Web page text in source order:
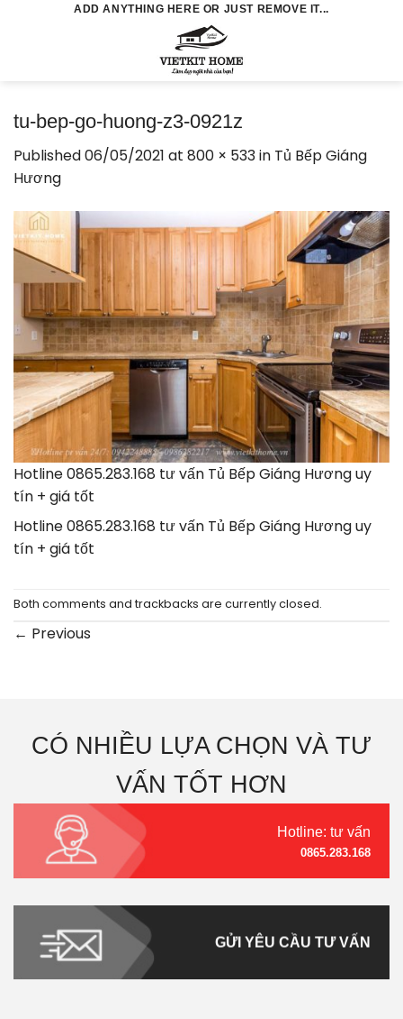
ADD ANYTHING HERE OR JUST REMOVE IT...
tu-bep-go-huong-z3-0921z
Published06/05/2021 at 800 × 533in Tủ Bếp Giáng
Hương
Hotline 0865.283.168 tư vấn Tủ Bếp Giáng Hương uy
tín + giá tốt
Hotline 0865.283.168 tư vấn Tủ Bếp Giáng Hương uy
tín + giá tốt
Both comments and trackbacks are currently closed.
← Previous
CÓ NHIỀU LỰA CHỌN VÀ TƯ
VẤN TỐT HƠN
Hotline: tư vấn
0865.283.168
GỬI YÊU CẦU TƯ VẤN